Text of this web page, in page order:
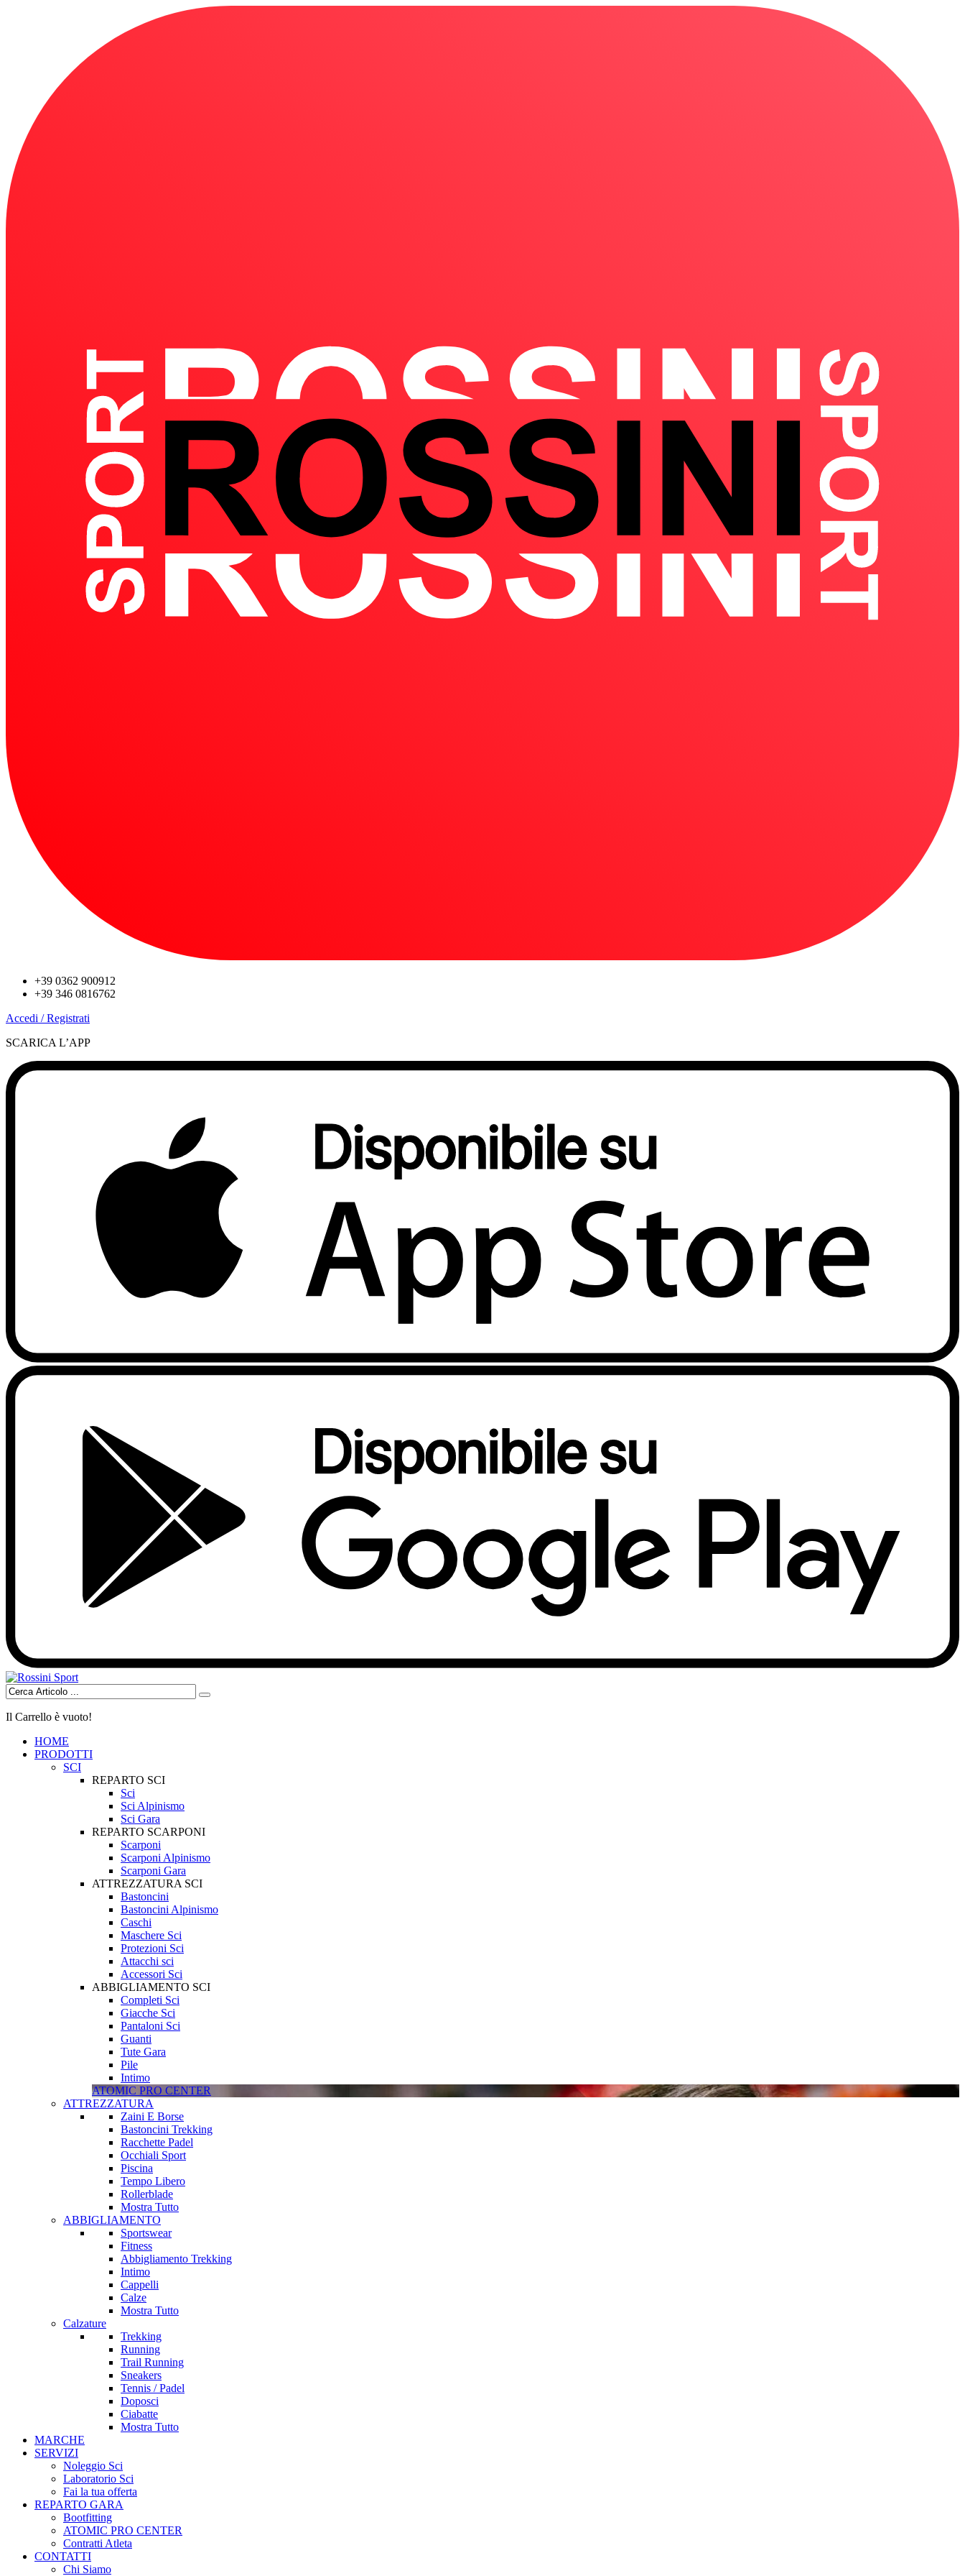
+39 0362 900912
+39 346 0816762
Accedi / Registrati
SCARICA L’APP
Il Carrello è vuoto!
HOME
PRODOTTI
SCI
REPARTO SCI
Sci
Sci Alpinismo
Sci Gara
REPARTO SCARPONI
Scarponi
Scarponi Alpinismo
Scarponi Gara
ATTREZZATURA SCI
Bastoncini
Bastoncini Alpinismo
Caschi
Maschere Sci
Protezioni Sci
Attacchi sci
Accessori Sci
ABBIGLIAMENTO SCI
Completi Sci
Giacche Sci
Pantaloni Sci
Guanti
Tute Gara
Pile
Intimo
ATOMIC PRO CENTER
ATTREZZATURA
Zaini E Borse
Bastoncini Trekking
Racchette Padel
Occhiali Sport
Piscina
Tempo Libero
Rollerblade
Mostra Tutto
ABBIGLIAMENTO
Sportswear
Fitness
Abbigliamento Trekking
Intimo
Cappelli
Calze
Mostra Tutto
Calzature
Trekking
Running
Trail Running
Sneakers
Tennis / Padel
Doposci
Ciabatte
Mostra Tutto
MARCHE
SERVIZI
Noleggio Sci
Laboratorio Sci
Fai la tua offerta
REPARTO GARA
Bootfitting
ATOMIC PRO CENTER
Contratti Atleta
CONTATTI
Chi Siamo